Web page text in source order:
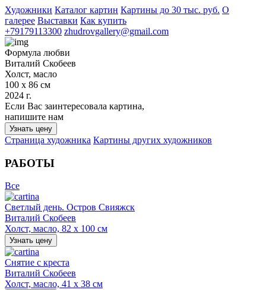
Художники Каталог картин Картины до 30 тыс. руб. О
галерее Выставки Как купить
+79179113300 zhudrovgallery@gmail.com
Формула любви
Виталий Скобеев
Холст, масло
100 х 86 см
2024 г.
Если Вас заинтересовала картина,
напишите нам
Узнать цену
Страница художника Картины других художников
РАБОТЫ
Все
Светлый день. Остров Свияжск
Виталий Скобеев
Холст, масло, 82 х 100 см
Узнать цену
Снятие с креста
Виталий Скобеев
Холст, масло, 41 х 38 см